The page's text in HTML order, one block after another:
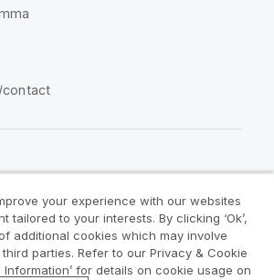
Legal Policies
your experience with our websites
tailored to your interests. By clicking ‘Ok’,
additional cookies which may involve
parties. Refer to our Privacy & Cookie
Information’ for details on cookie usage on